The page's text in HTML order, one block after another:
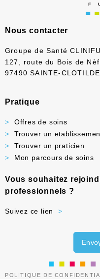
Nous contacter
Groupe de Santé
127, route du Bois de
97490 SAINTE-CLOTILDE
Pratique
Offres de soins
Trouver un
Trouver un praticien
Mon parcours de soins
Vous souhaitez
professionnels ?
Suivez ce lien
POLITIQUE DE